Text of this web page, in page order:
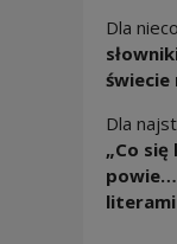
Dla
świecie
Dla
„Co się